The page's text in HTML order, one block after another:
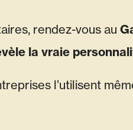
rendez-vous au
la vraie
l’utilisent